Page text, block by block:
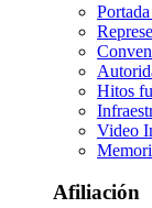
Hitos
Video
Afiliación